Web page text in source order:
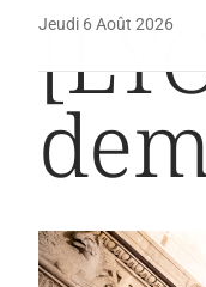
Jeudi 6 Août 2026